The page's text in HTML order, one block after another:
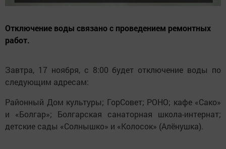
Отключение воды связано с проведением ремонтных
работ.
Завтра, 17 ноября, с 8:00 будет отключение воды по
следующим адресам:
Районный Дом культуры; ГорСовет; РОНО; кафе «Сако»
и «Болгар»; Болгарская санаторная школа-интернат;
детские сады «Солнышко» и «Колосок» (Алёнушка).